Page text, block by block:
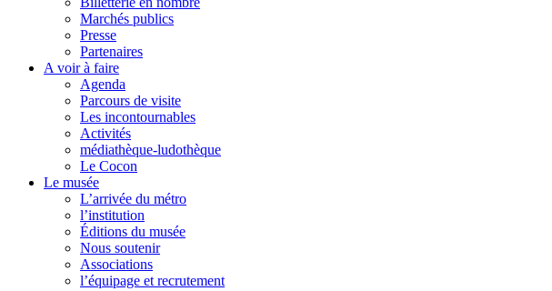
Marchés publics
Presse
Partenaires
A voir à faire
Agenda
Parcours de visite
Les incontournables
Activités
médiathèque-ludothèque
Le Cocon
Le musée
L’arrivée du métro
l’institution
Éditions du musée
Nous soutenir
Associations
l’équipage et recrutement